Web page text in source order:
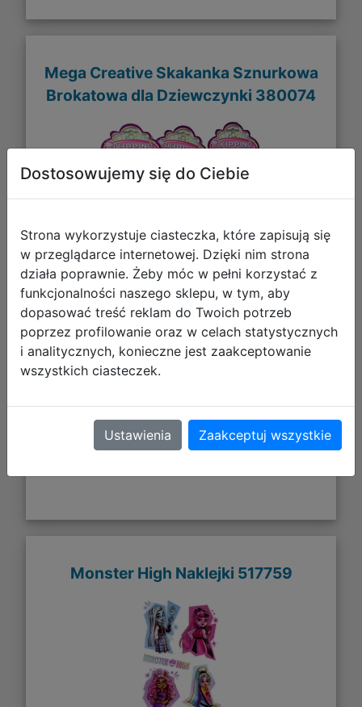
Mega Creative Skakanka Sznurkowa
Brokatowa dla Dziewczynki 380074
6,96 zł
DO KOSZYKA
Monster High Naklejki 517759
Dostosowujemy się do Ciebie
Strona wykorzystuje ciasteczka, które zapisują się
w przeglądarce internetowej. Dzięki nim strona
działa poprawnie. Żeby móc w pełni korzystać z
funkcjonalności naszego sklepu, w tym, aby
dopasować treść reklam do Twoich potrzeb
poprzez profilowanie oraz w celach statystycznych
i analitycznych, konieczne jest zaakceptowanie
wszystkich ciasteczek.
Ustawienia Zaakceptuj wszystkie